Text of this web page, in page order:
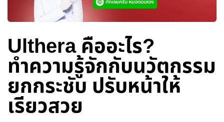
Ulthera คืออะไร?
ทำความรู้จักกับนวัตกรรม
ยกกระชับ ปรับหน้าให้
เรียวสวย